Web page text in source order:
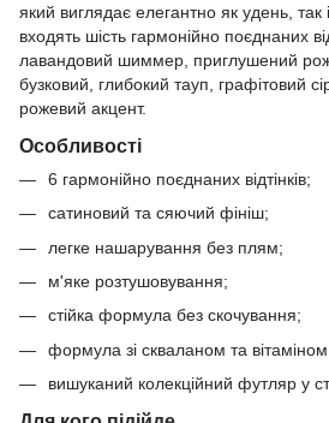
який виглядає елегантно як удень, так
входять шість гармонійно поєднаних
лавандовий шиммер, приглушений
бузковий, глибокий тауп, графітовий
рожевий акцент.
Особливості
6 гармонійно поєднаних відтінків;
сатиновий та сяючий фініш;
легке нашарування без плям;
м'яке розтушовування;
стійка формула без скочування;
формула зі скваланом та
вишуканий колекційний футляр у